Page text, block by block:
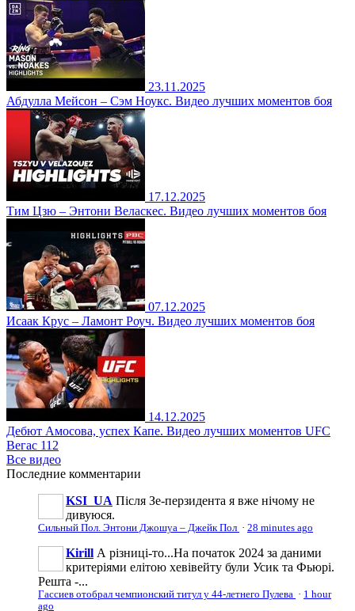
23.11.2025
Абдулла Мейсон – Сэм Ноукс. Видео лучших моментов боя
17.12.2025
Тим Цзю – Энтони Веласкес. Видео лучших моментов боя
07.12.2025
Исаак Крус – Ламонт Роуч. Видео лучших моментов боя
14.12.2025
Дебют Амосова, успех Капе. Видео лучших моментов UFC
Вегас 112
Все видео
Последние комментарии
KSI_UA Після Зе-перзидента я вже нічому не
дивуюся.
Сильный Пол. Энтони Джошуа – Джейк Пол · 28 minutes ago
Kirill А різниці-то...На початок 2024 за даними
критеріями елітою хевівейту були Усик та Фьюрі.
Решта -...
Гассиев отобрал чемпионский титул у 44-летнего Пулева · 1 hour
ago